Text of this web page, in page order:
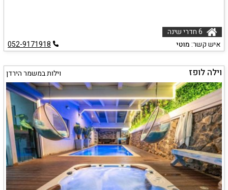
איש קשר:מוטי 052-9171918
וילה לופז וילות במשמר הירדן